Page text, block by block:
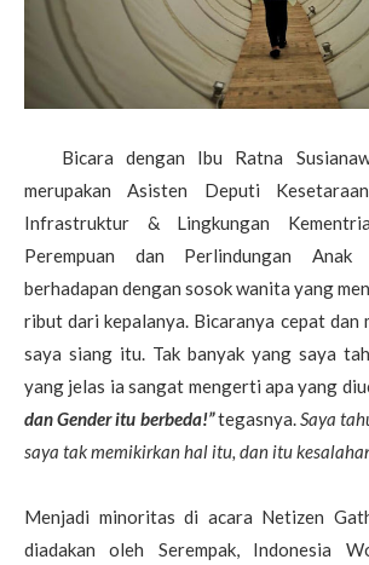
Bicara dengan Ibu Ratna
merupakan Asisten Deputi
Infrastruktur & Lingkungan
Perempuan dan Perlindungan Anak
berhadapan dengan sosok wanita yang
ribut dari kepalanya. Bicaranya cepat dan
saya siang itu. Tak banyak yang saya
yang jelas ia sangat mengerti apa yang
dan Gender itu berbeda!”tegasnya. Saya
saya tak memikirkan hal itu, dan itu
Menjadi minoritas di acara Netizen
diadakan oleh Serempak, Indonesia